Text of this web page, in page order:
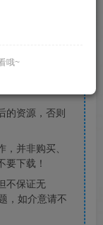
版本都是跟
准，仔细听
的资源，否则
并非购买、
下载！
不保证无
，如介意请不
哦~